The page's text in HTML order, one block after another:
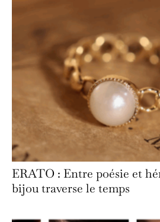
ERATO : Entre poésie et
bijou traverse le temps